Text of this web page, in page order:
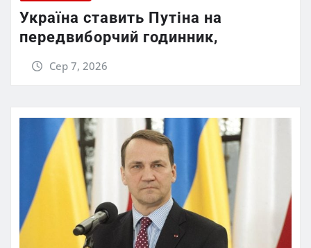
Україна ставить Путіна на
передвиборчий годинник,
Сер 7, 2026